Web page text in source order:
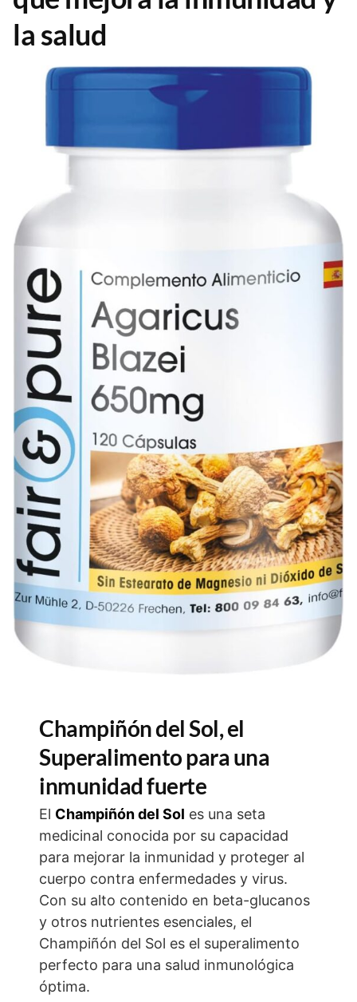
la salud
Champiñón del Sol, el
Superalimento para una
inmunidad fuerte
El Champiñón del Sol es una seta
medicinal conocida por su capacidad
para mejorar la inmunidad y proteger al
cuerpo contra enfermedades y virus.
Con su alto contenido en beta-glucanos
y otros nutrientes esenciales, el
Champiñón del Sol es el superalimento
perfecto para una salud inmunológica
óptima.